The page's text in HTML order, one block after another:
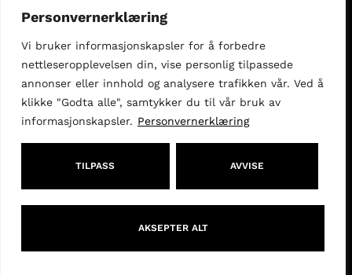
Personvernerklæring
Vi bruker informasjonskapsler for å forbedre
nettleseropplevelsen din, vise personlig tilpassede
annonser eller innhold og analysere trafikken vår. Ved å
klikke "Godta alle", samtykker du til vår bruk av
informasjonskapsler. Personvernerklæring
TILPASS AVVISE
AKSEPTER ALT
Styling Edits
Guide Edits
Inspirasjon
Om oss
Selg med oss
KJØPSVILKÅR